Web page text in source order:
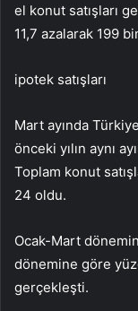
el konut satışları
11,7 azalarak 199
ipotek satışları
Mart ayında
önceki yılın aynı
Toplam konut
24 oldu.
Ocak-Mart
dönemine göre
gerçekleşti.